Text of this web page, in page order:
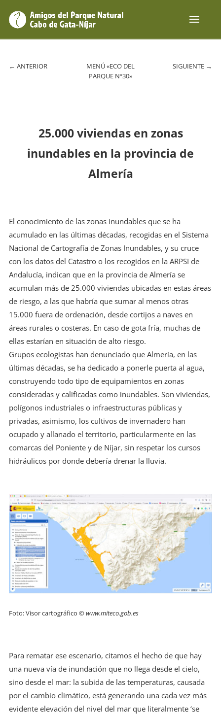
← ANTERIOR
MENÚ «ECO DEL
PARQUE Nº30»
SIGUIENTE →
25.000 viviendas en zonas
inundables en la provincia de
Almería
El conocimiento de las zonas inundables que se ha
acumulado en las últimas décadas, recogidas en el Sistema
Nacional de Cartografía de Zonas Inundables, y su cruce
con los datos del Catastro o los recogidos en la ARPSI de
Andalucía, indican que en la provincia de Almería se
acumulan más de 25.000 viviendas ubicadas en estas áreas
de riesgo, a las que habría que sumar al menos otras
15.000 fuera de ordenación, desde cortijos a naves en
áreas rurales o costeras. En caso de gota fría, muchas de
ellas estarían en situación de alto riesgo.
Grupos ecologistas han denunciado que Almería, en las
últimas décadas, se ha dedicado a ponerle puerta al agua,
construyendo todo tipo de equipamientos en zonas
consideradas y calificadas como inundables. Son viviendas,
polígonos industriales o infraestructuras públicas y
privadas, asimismo, los cultivos de invernadero han
ocupado y allanado el territorio, particularmente en las
comarcas del Poniente y de Níjar, sin respetar los cursos
hidráulicos por donde debería drenar la lluvia.
Foto: Visor cartográfico ©www.miteco.gob.es
Para rematar ese escenario, citamos el hecho de que hay
una nueva vía de inundación que no llega desde el cielo,
sino desde el mar: la subida de las temperaturas, causada
por el cambio climático, está generando una cada vez más
evidente elevación del nivel del mar que literalmente ‘se